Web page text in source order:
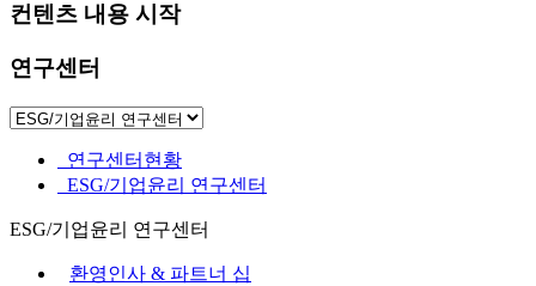
컨텐츠 내용 시작
연구센터
연구센터현황
ESG/기업윤리 연구센터
ESG/기업윤리 연구센터
환영인사 & 파트너 십